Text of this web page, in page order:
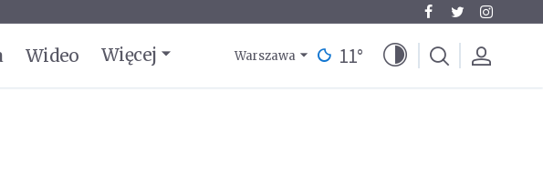
Wideo Więcej Warszawa 11°